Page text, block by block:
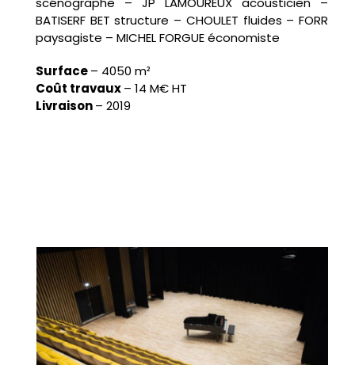
BATISERF BET structure – CHOULET fluides – FORR
paysagiste – MICHEL FORGUE économiste
Surface– 4050 m²
Coût travaux– 14 M€ HT
Livraison– 2019